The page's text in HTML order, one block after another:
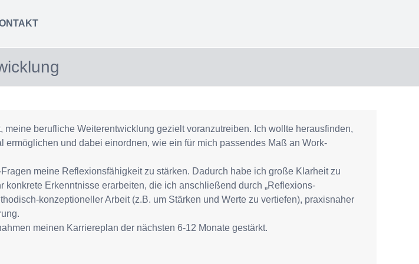
berufliche Weiterentwicklung gezielt voranzutreiben. Ich wollte herausfinden,
und dabei einordnen, wie ein für mich passendes Maß an Work-
meine Reflexionsfähigkeit zu stärken. Dadurch habe ich große Klarheit zu
Erkenntnisse erarbeiten, die ich anschließend durch „Reflexions-
konzeptioneller Arbeit (z.B. um Stärken und Werte zu vertiefen), praxisnaher
meinen Karriereplan der nächsten 6-12 Monate gestärkt.